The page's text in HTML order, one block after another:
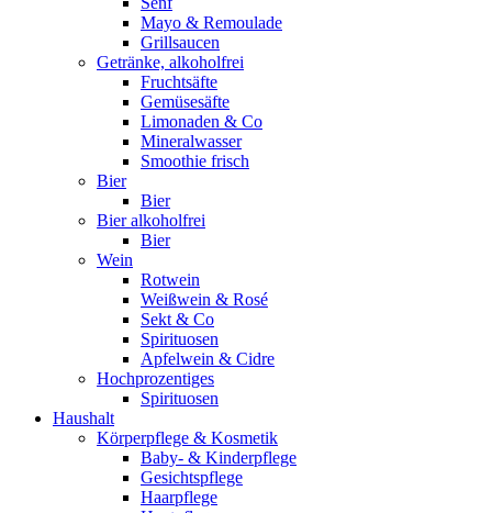
Mayo & Remoulade
Grillsaucen
Getränke, alkoholfrei
Fruchtsäfte
Gemüsesäfte
Limonaden & Co
Mineralwasser
Smoothie frisch
Bier
Bier
Bier alkoholfrei
Bier
Wein
Rotwein
Weißwein & Rosé
Sekt & Co
Spirituosen
Apfelwein & Cidre
Hochprozentiges
Spirituosen
Haushalt
Körperpflege & Kosmetik
Baby- & Kinderpflege
Gesichtspflege
Haarpflege